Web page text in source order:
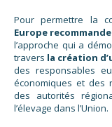
Pour permettre la
Europe recommande
l’approche qui a
travers la création
des responsables
économiques et des
des autorités
l’élevage dans l’Union.